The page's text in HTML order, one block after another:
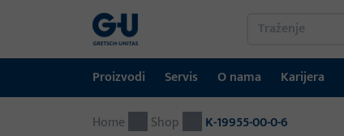
Proizvodi
Proizvodi
Servis
Servis
O nama
O nama
Karijera
Karijera
Reference
Kontakt
Home Shop K-19955-00-0-6